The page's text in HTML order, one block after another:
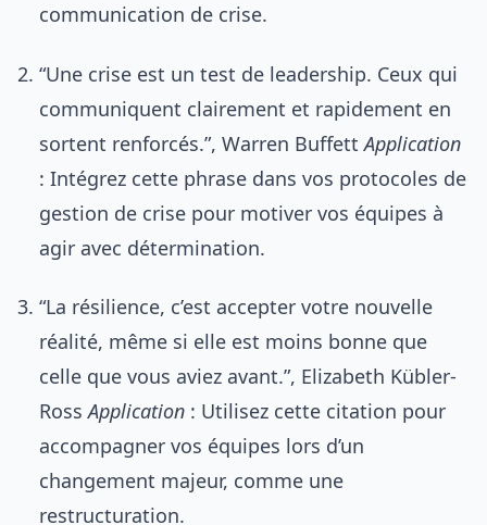
communication de crise.
“Une crise est un test de leadership. Ceux qui
communiquent clairement et rapidement en
sortent renforcés.”, Warren BuffettApplication
: Intégrez cette phrase dans vos protocoles de
gestion de crise pour motiver vos équipes à
agir avec détermination.
“La résilience, c’est accepter votre nouvelle
réalité, même si elle est moins bonne que
celle que vous aviez avant.”, Elizabeth Kübler-
RossApplication : Utilisez cette citation pour
accompagner vos équipes lors d’un
changement majeur, comme une
restructuration.